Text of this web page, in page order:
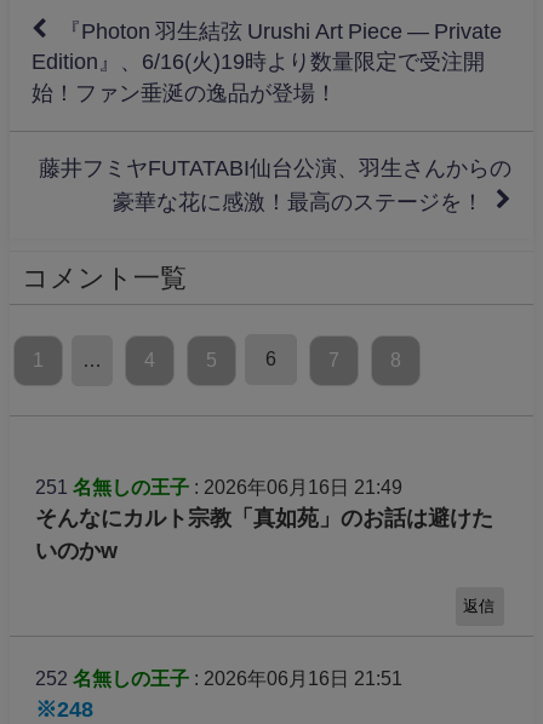
『Photon 羽生結弦 Urushi Art Piece ― Private
Edition』、6/16(火)19時より数量限定で受注開
始！ファン垂涎の逸品が登場！
藤井フミヤFUTATABI仙台公演、羽生さんからの
豪華な花に感激！最高のステージを！
コメント一覧
1 … 4 5 6 7 8
251 名無しの王子: 2026年06月16日 21:49
そんなにカルト宗教「真如苑」のお話は避けた
いのかw
返信
252 名無しの王子: 2026年06月16日 21:51
※248